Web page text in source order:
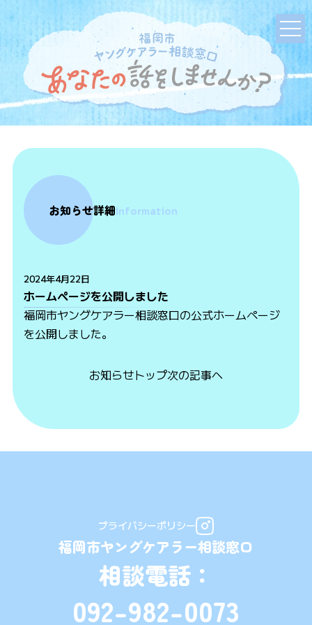
お知らせ詳細Information
2024年4月22日
ホームページを公開しました
福岡市ヤングケアラー相談窓口の公式ホームページ
を公開しました。
お知らせトップ次の記事へ
プライバシーポリシー
福岡市ヤングケアラー相談窓口
相談電話：
092-982-0073